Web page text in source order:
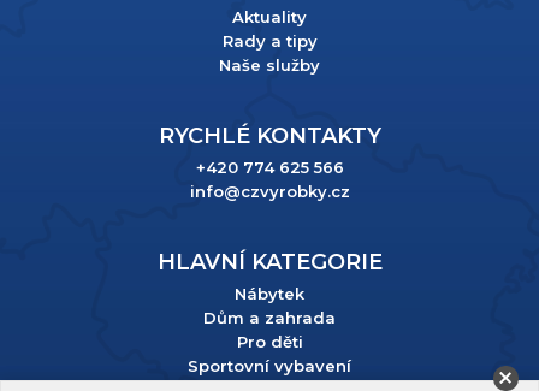
Aktuality
Rady a tipy
Naše služby
RYCHLÉ KONTAKTY
+420 774 625 566
info@czvyrobky.cz
HLAVNÍ KATEGORIE
Nábytek
Dům a zahrada
Pro děti
Sportovní vybavení